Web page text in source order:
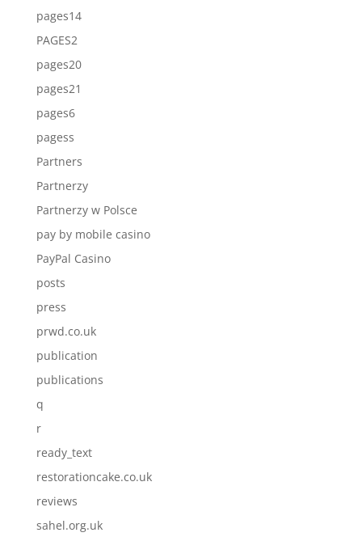
pages14
PAGES2
pages20
pages21
pages6
pagess
Partners
Partnerzy
Partnerzy w Polsce
pay by mobile casino
PayPal Casino
posts
press
prwd.co.uk
publication
publications
q
r
ready_text
restorationcake.co.uk
reviews
sahel.org.uk